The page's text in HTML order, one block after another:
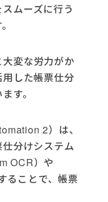
ムーズに行う
変な労力がか
した帳票仕分
す。
2）は、
分けシステム
OCR）や
ることで、帳票